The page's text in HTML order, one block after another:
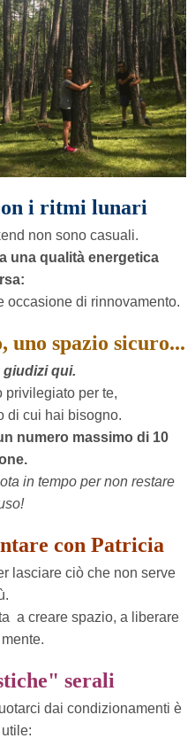
i ritmi lunari
non sono casuali.
una qualità energetica
occasione di rinnovamento.
uno spazio sicuro...
qui.
privilegiato per te,
di cui hai bisogno.
numero massimo di 10
in tempo per non restare
con Patricia
lasciare ciò che non serve
a creare spazio, a liberare
serali
dai condizionamenti è